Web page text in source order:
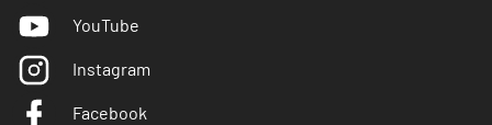
YouTube
Instagram
Facebook